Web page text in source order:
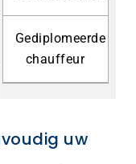
Gediplomeerde
chauffeur
uw